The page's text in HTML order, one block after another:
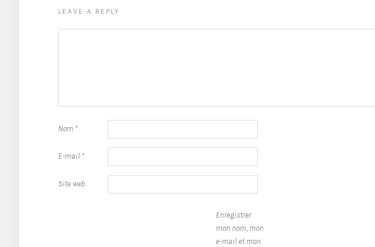
LEAVE A REPLY
Nom *
E-mail *
Site web
Enregistrer
mon nom, mon
e-mail et mon